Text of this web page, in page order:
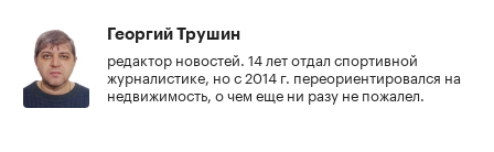
Георгий Трушин
редактор новостей. 14 лет отдал спортивной
журналистике, но с 2014 г. переориентировался на
недвижимость, о чем еще ни разу не пожалел.